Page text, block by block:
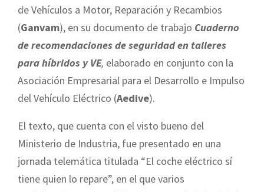
de Vehículos a Motor, Reparación y Recambios
(Ganvam), en su documento de trabajo Cuaderno
de recomendaciones de seguridad en talleres
para híbridos y VE, elaborado en conjunto con la
Asociación Empresarial para el Desarrollo e Impulso
del Vehículo Eléctrico (Aedive).
El texto, que cuenta con el visto bueno del
Ministerio de Industria, fue presentado en una
jornada telemática titulada “El coche eléctrico sí
tiene quien lo repare”, en el que varios